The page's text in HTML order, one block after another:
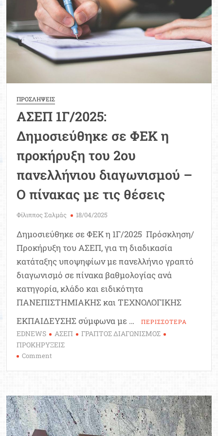
για
τους
νέους
πίνακες
ΠΡΟΣΛΗΨΕΙΣ
ΑΣΕΠ 1Γ/2025:
Δημοσιεύθηκε σε ΦΕΚ η
προκήρυξη του 2ου
πανελλήνιου διαγωνισμού –
Ο πίνακας με τις θέσεις
Φίλιππος Σαλμάς 18/04/2025
Δημοσιεύθηκε σε ΦΕΚ η 1Γ/2025 Πρόσκληση/
Προκήρυξη του ΑΣΕΠ, για τη διαδικασία
κατάταξης υποψηφίων με πανελλήνιο γραπτό
διαγωνισμό σε πίνακα βαθμολογίας ανά
κατηγορία, κλάδο και ειδικότητα
ΠΑΝΕΠΙΣΤΗΜΙΑΚΗΣ και ΤΕΧΝΟΛΟΓΙΚΗΣ
ΕΚΠΑΙΔΕΥΣΗΣ σύμφωνα με …
ΠΕΡΙΣΣΟΤΕΡΑ
EDNEWS ΑΣΕΠ
ΓΡΑΠΤΟΣ ΔΙΑΓΩΝΙΣΜΟΣ
ΠΡΟΚΗΡΥΞΕΙΣ
Comment
σε
ΦΕΚ
η
προκήρυξη